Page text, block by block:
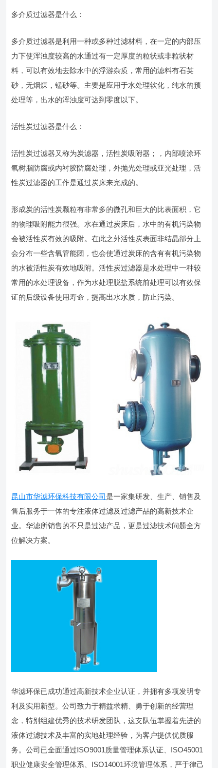
多介质过滤器是什么：
多介质过滤器是利用一种或多种过滤材料，在一定的内部压
力下使浑浊度较高的水通过有一定厚度的粒状或非粒状材
料，可以有效地去除水中的浮游杂质，常用的滤料有石英
砂，无烟煤，锰砂等。主要是应用于水处理软化，纯水的预
处理等，出水的浑浊度可达到零度以下。
活性炭过滤器是什么：
活性炭过滤器又称为炭滤器，活性炭吸附器；，内部喷涂环
氧树脂防腐或内衬胶防腐处理，外抛光处理或亚光处理，活
性炭过滤器的工作是通过炭床来完成的。
形成炭的活性炭颗粒有非常多的微孔和巨大的比表面积，它
的物理吸附能力很强。水在通过炭床后，水中的有机污染物
会被活性炭有效的吸附。在此之外活性炭表面非结晶部分上
会分布一些含氧管能团，也会使通过炭床的含有有机污染物
的水被活性炭有效地吸附。活性炭过滤器是水处理中一种较
常用的水处理设备，作为水处理脱盐系统前处理可以有效保
证的后级设备使用寿命，提高出水水质，防止污染。
昆山市华滤环保科技有限公司是一家集研发、生产、销售及
售后服务于一体的专注液体过滤及过滤产品的高新技术企
业。华滤所销售的不只是过滤产品，更是过滤技术问题全方
位解决方案。
华滤环保已成功通过高新技术企业认证，并拥有多项发明专
利及实用新型。公司致力于精益求精、勇于创新的经营理
念，特别组建优秀的技术研发团队，这支队伍掌握着先进的
液体过滤技术及丰富的实地处理经验，为客户提供优质服
务。公司已全面通过ISO9001质量管理体系认证、ISO45001
职业健康安全管理体系、ISO14001环境管理体系，严于律己